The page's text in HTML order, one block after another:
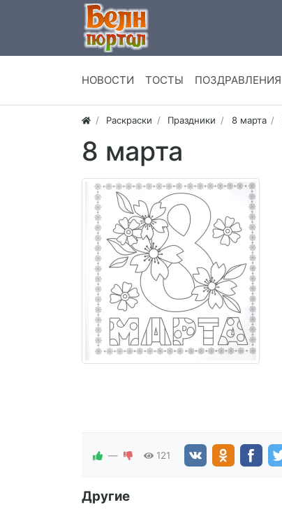
НОВОСТИ ТОСТЫ ПОЗДРАВЛЕНИЯ
Раскраски Праздники 8 марта
8 марта
— 121
Другие